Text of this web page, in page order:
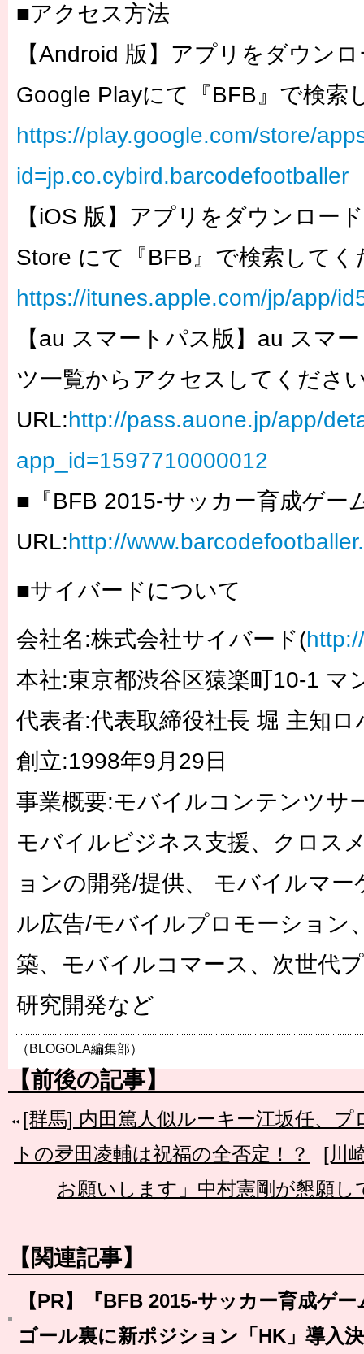
■アクセス方法
【Android 版】アプリをダウン
Google Playにて『BFB』で検索
https://play.google.com/store/
id=jp.co.cybird.barcodefootballer
【iOS 版】アプリをダウンロー
Store にて『BFB』で検索してく
https://itunes.apple.com/jp/app/
【au スマートパス版】au スマ
ツ一覧からアクセスしてくださ
URL:http://pass.auone.jp/app/
app_id=1597710000012
■『BFB 2015-サッカー育成ゲー
URL:http://
■サイバードについて
会社名:株式会社サイバード(
本社:東京都渋谷区猿楽町10-1 マ
代表者:代表取締役社長 堀 主知ロ
創立:1998年9月29日
事業概要:モバイルコンテンツサ
モバイルビジネス支援、クロス
ョンの開発/提供、 モバイルマ
ル広告/モバイルプロモーション
築、モバイルコマース、次世代
研究開発など
（BLOGOLA編集部）
【前後の記事】
[群馬] 内田篤人似ルーキー江坂任、
トの夛田凌輔は祝福の全否定！？
[川
お願いします」中村憲剛が懇願
【関連記事】
【PR】『BFB 2015-サッカー育成ゲ
ゴール裏に新ポジション「HK」導入